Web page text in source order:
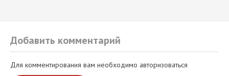
Добавить комментарий
Для комментирования вам необходимо авторизоваться